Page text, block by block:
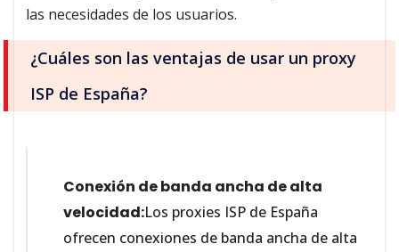
las necesidades de los usuarios.
¿Cuáles son las ventajas de usar un proxy
ISP de España?
Conexión de banda ancha de alta
velocidad:Los proxies ISP de España
ofrecen conexiones de banda ancha de alta